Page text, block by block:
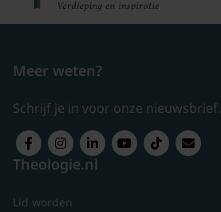
Meer weten?
Schrijf je in voor onze nieuwsbrief.
Theologie.nl
Lid worden